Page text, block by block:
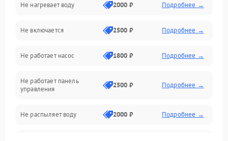
Датчики
Нагрев
Вода
Гигиена
Программное обеспечение
Не нагревает воду 2000 ₽ Подробнее →
Не включается 2500 ₽ Подробнее →
Не работает насос 1800 ₽ Подробнее →
Не работает панель
управления
2500 ₽ Подробнее →
Не распыляет воду 2000 ₽ Подробнее →